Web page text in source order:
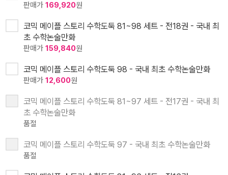
판매가 169,920원
코믹 메이플 스토리 수학도둑 81~98 세트 - 전18권 - 국내 최
초 수학논술만화
판매가 159,840원
코믹 메이플 스토리 수학도둑 98 - 국내 최초 수학논술만화
판매가 12,600원
코믹 메이플 스토리 수학도둑 81~97 세트 - 전17권 - 국내 최
초 수학논술만화
품절
코믹 메이플 스토리 수학도둑 97 - 국내 최초 수학논술만화
품절